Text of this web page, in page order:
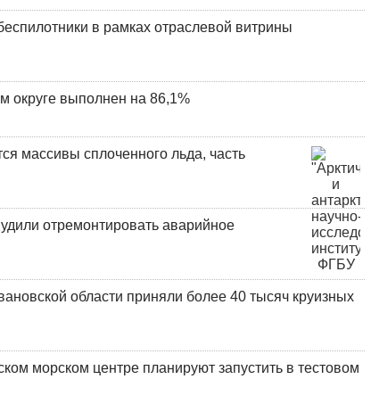
в рамках отраслевой витрины
округе выполнен на 86,1%
массивы сплоченного льда, часть
отремонтировать аварийное
области приняли более 40 тысяч круизных
морском центре планируют запустить в тестовом